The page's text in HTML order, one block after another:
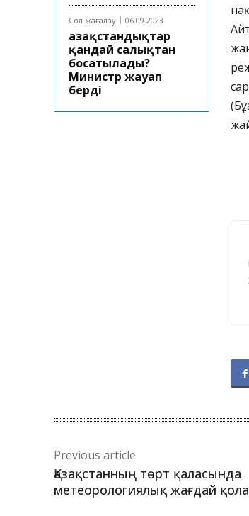
Сол жағалау 06.09.2023
Қазақстандықтар
қандай салықтан
босатылады?
Министр жауап
берді
Previous article
Қазақстанның төрт қаласында
метеорологиялық жағдай